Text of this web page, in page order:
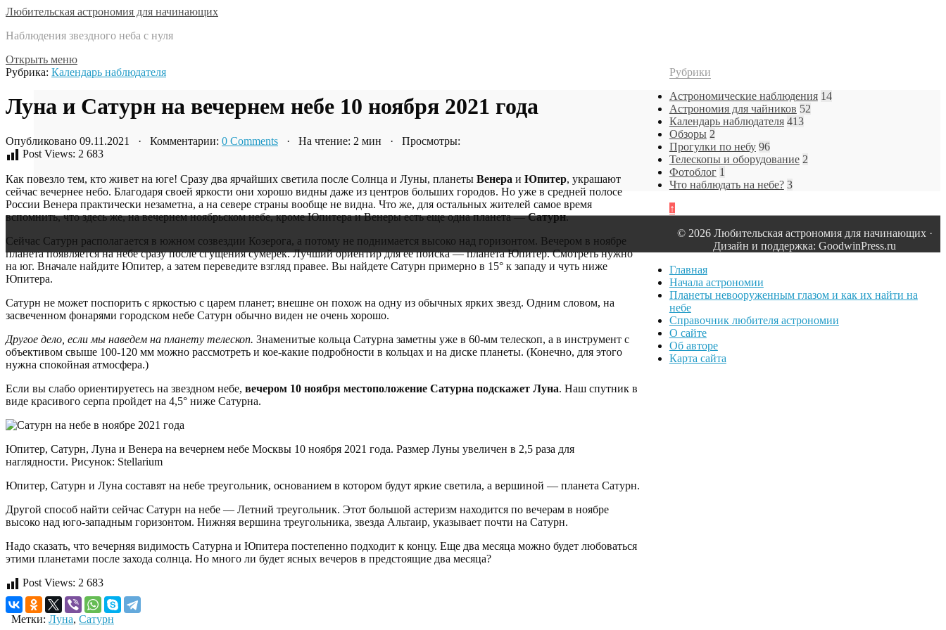
Любительская астрономия для начинающих
Наблюдения звездного неба с нуля
Открыть меню
Рубрика: Календарь наблюдателя
Луна и Сатурн на вечернем небе 10 ноября 2021 года
Опубликовано 09.11.2021 · Комментарии: 0 Comments · На чтение: 2 мин · Просмотры:
Post Views: 2 683
Как повезло тем, кто живет на юге! Сразу два ярчайших светила после Солнца и Луны, планеты Венера и Юпитер, украшают
сейчас вечернее небо. Благодаря своей яркости они хорошо видны даже из центров больших городов. Но уже в средней полосе
России Венера практически незаметна, а на севере страны вообще не видна. Что же, для остальных жителей самое время
вспомнить, что здесь же, на вечернем ноябрьском небе, кроме Юпитера и Венеры есть еще одна планета —Сатурн.
Сейчас Сатурн располагается в южном созвездии Козерога, а потому не поднимается высоко над горизонтом. Вечером в ноябре
планета появляется на небе сразу после сгущения сумерек. Лучший ориентир для ее поиска — планета Юпитер. Смотреть нужно
на юг. Вначале найдите Юпитер, а затем переведите взгляд правее. Вы найдете Сатурн примерно в 15° к западу и чуть ниже
Юпитера.
Сатурн не может поспорить с яркостью с царем планет; внешне он похож на одну из обычных ярких звезд. Одним словом, на
засвеченном фонарями городском небе Сатурн обычно виден не очень хорошо.
Другое дело, если мы наведем на планету телескоп. Знаменитые кольца Сатурна заметны уже в 60-мм телескоп, а в инструмент с
объективом свыше 100-120 мм можно рассмотреть и кое-какие подробности в кольцах и на диске планеты. (Конечно, для этого
нужна спокойная атмосфера.)
Если вы слабо ориентируетесь на звездном небе, вечером 10 ноября местоположение Сатурна подскажет Луна. Наш спутник в
виде красивого серпа пройдет на 4,5° ниже Сатурна.
Юпитер, Сатурн, Луна и Венера на вечернем небе Москвы 10 ноября 2021 года. Размер Луны увеличен в 2,5 раза для
наглядности. Рисунок: Stellarium
Юпитер, Сатурн и Луна составят на небе треугольник, основанием в котором будут яркие светила, а вершиной — планета Сатурн.
Другой способ найти сейчас Сатурн на небе — Летний треугольник. Этот большой астеризм находится по вечерам в ноябре
высоко над юго-западным горизонтом. Нижняя вершина треугольника, звезда Альтаир, указывает почти на Сатурн.
Надо сказать, что вечерняя видимость Сатурна и Юпитера постепенно подходит к концу. Еще два месяца можно будет любоваться
этими планетами после захода солнца. Но много ли будет ясных вечеров в предстоящие два месяца?
Post Views: 2 683
Метки: Луна, Сатурн
Рубрики
Астрономические наблюдения 14
Астрономия для чайников 52
Календарь наблюдателя 413
Обзоры 2
Прогулки по небу 96
Телескопы и оборудование 2
Фотоблог 1
Что наблюдать на небе? 3
↑
© 2026 Любительская астрономия для начинающих ·
Дизайн и поддержка: GoodwinPress.ru
Главная
Начала астрономии
Планеты невооруженным глазом и как их найти на
небе
Справочник любителя астрономии
О сайте
Об авторе
Карта сайта